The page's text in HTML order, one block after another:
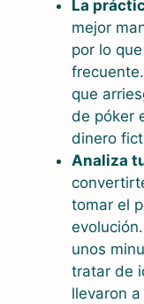
La
mejor
por lo
que
de póker
dinero
Analiza
tomar el
unos
tratar de
llevaron